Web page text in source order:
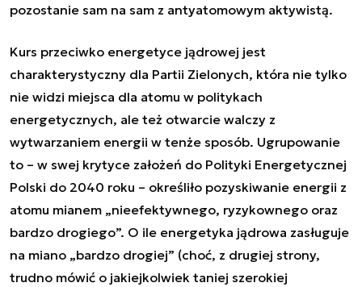
pozostanie sam na sam z antyatomowym aktywistą.
Kurs przeciwko energetyce jądrowej jest
charakterystyczny dla Partii Zielonych, która nie tylko
nie widzi miejsca dla atomu w politykach
energetycznych, ale też otwarcie walczy z
wytwarzaniem energii w tenże sposób. Ugrupowanie
to – w swej krytyce założeń do Polityki Energetycznej
Polski do 2040 roku – określiło pozyskiwanie energii z
atomu mianem „nieefektywnego, ryzykownego oraz
bardzo drogiego”. O ile energetyka jądrowa zasługuje
na miano „bardzo drogiej” (choć, z drugiej strony,
trudno mówić o jakiejkolwiek taniej szerokiej